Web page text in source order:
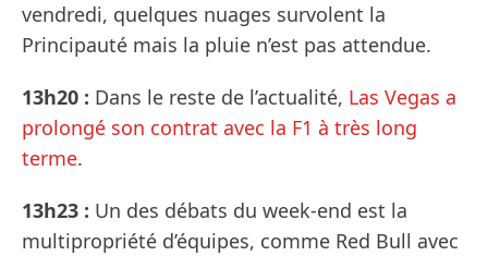
vendredi, quelques nuages survolent la
Principauté mais la pluie n’est pas attendue.
13h20 : Dans le reste de l’actualité, Las Vegas a
prolongé son contrat avec la F1 à très long
terme.
13h23 : Un des débats du week-end est la
multipropriété d’équipes, comme Red Bull avec